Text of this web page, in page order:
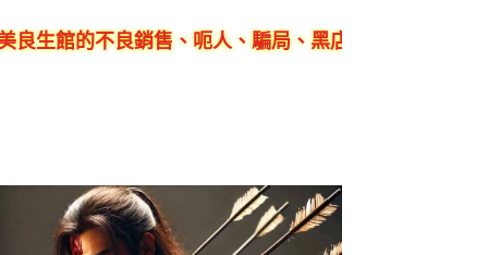
不良銷售、呃人、騙局、黑店 客觀評價